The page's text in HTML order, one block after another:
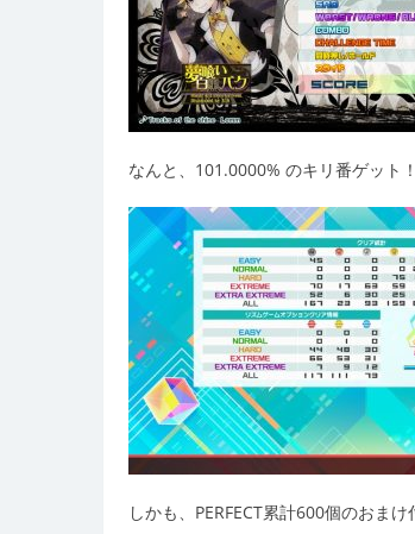
なんと、101.0000% のキリ番ゲット
しかも、PERFECT累計600個のおま